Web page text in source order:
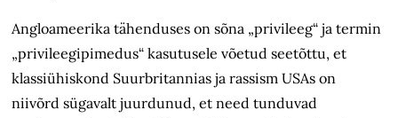
Angloameerika tähenduses on sõna „privileeg“ ja termin
„privileegipimedus“ kasutusele võetud seetõttu, et
klassiühiskond Suurbritannias ja rassism USAs on
niivõrd sügavalt juurdunud, et need tunduvad